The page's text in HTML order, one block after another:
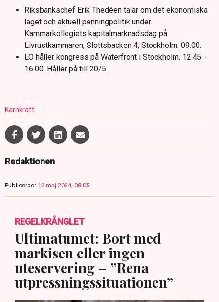
Riksbankschef Erik Thedéen talar om det ekonomiska
läget och aktuell penningpolitik under
Kammarkollegiets kapitalmarknadsdag på
Livrustkammaren, Slottsbacken 4, Stockholm. 09.00.
LO håller kongress på Waterfront i Stockholm. 12.45 -
16.00. Håller på till 20/5.
Kärnkraft
Redaktionen
Publicerad: 12 maj 2024, 08:05
REGELKRÅNGLET
Ultimatumet: Bort med
markisen eller ingen
uteservering – ”Rena
utpressningssituationen”